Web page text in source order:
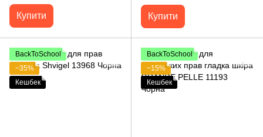
Купити Купити
BackToSchool
−35%
Кешбек
BackToSchool
−15%
Кешбек